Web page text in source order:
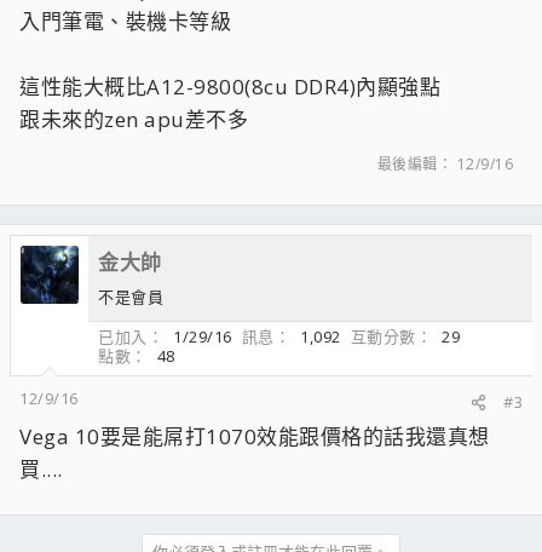
入門筆電、裝機卡等級
這性能大概比A12-9800(8cu DDR4)內顯強點
跟未來的zen apu差不多
最後編輯： 12/9/16
金大帥
不是會員
已加入
1/29/16 訊息 1,092 互動分數
29
點數
48
12/9/16
#3
Vega 10要是能屌打1070效能跟價格的話我還真想
買....